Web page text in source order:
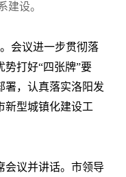
建设。
会议进一步贯彻落
势打好“四张牌”要
署，认真落实洛阳发
新型城镇化建设工
会议并讲话。市领导